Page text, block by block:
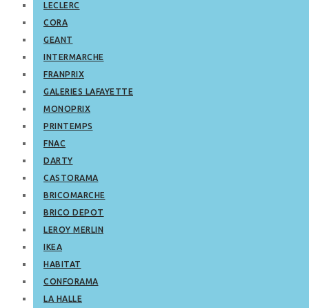
LECLERC
CORA
GEANT
INTERMARCHE
FRANPRIX
GALERIES LAFAYETTE
MONOPRIX
PRINTEMPS
FNAC
DARTY
CASTORAMA
BRICOMARCHE
BRICO DEPOT
LEROY MERLIN
IKEA
HABITAT
CONFORAMA
LA HALLE